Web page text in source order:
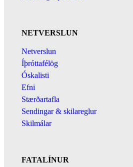
NETVERSLUN
Netverslun
Íþróttafélög
Óskalisti
Efni
Stærðartafla
Sendingar & skilareglur
Skilmálar
FATALÍNUR